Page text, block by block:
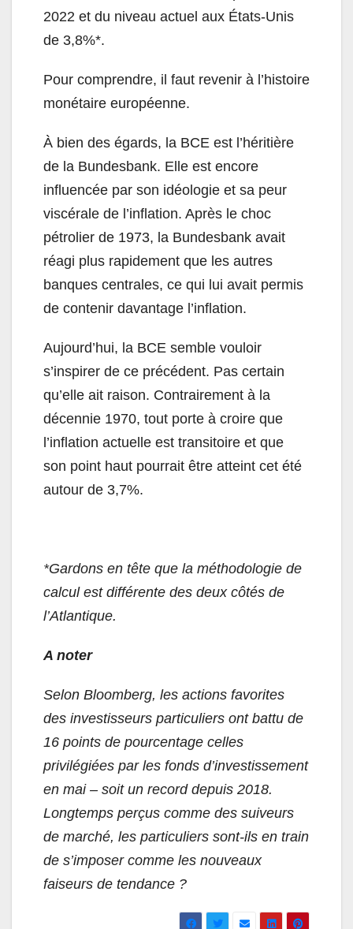
2022 et du niveau actuel aux États-Unis
de 3,8%*.
Pour comprendre, il faut revenir à l’histoire
monétaire européenne.
À bien des égards, la BCE est l’héritière
de la Bundesbank. Elle est encore
influencée par son idéologie et sa peur
viscérale de l’inflation. Après le choc
pétrolier de 1973, la Bundesbank avait
réagi plus rapidement que les autres
banques centrales, ce qui lui avait permis
de contenir davantage l’inflation.
Aujourd’hui, la BCE semble vouloir
s’inspirer de ce précédent. Pas certain
qu’elle ait raison. Contrairement à la
décennie 1970, tout porte à croire que
l’inflation actuelle est transitoire et que
son point haut pourrait être atteint cet été
autour de 3,7%.
*Gardons en tête que la méthodologie de
calcul est différente des deux côtés de
l’Atlantique.
A noter
Selon Bloomberg, les actions favorites
des investisseurs particuliers ont battu de
16 points de pourcentage celles
privilégiées par les fonds d’investissement
en mai – soit un record depuis 2018.
Longtemps perçus comme des suiveurs
de marché, les particuliers sont-ils en train
de s’imposer comme les nouveaux
faiseurs de tendance ?